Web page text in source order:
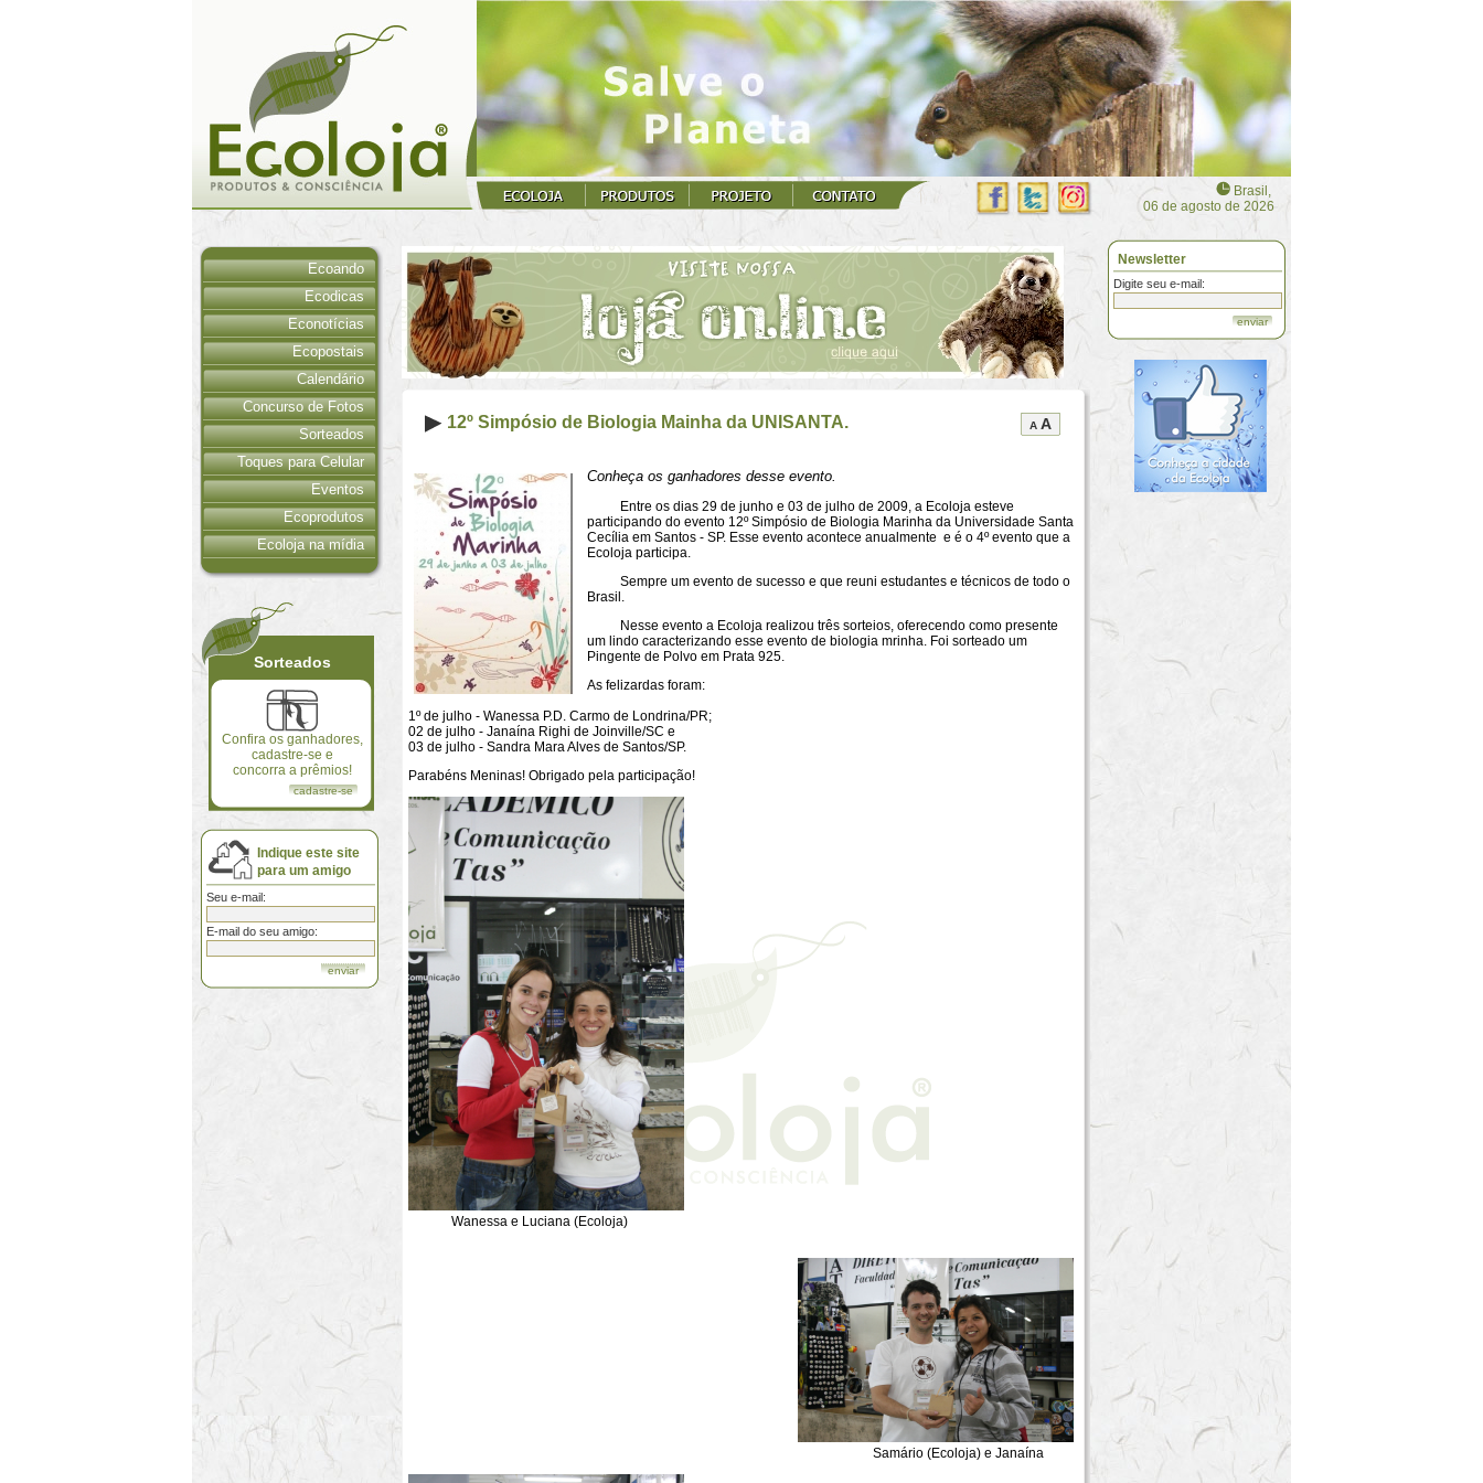
Brasil,
06 de agosto de 2026
Ecoando
Ecodicas
Econotícias
Ecopostais
Calendário
Concurso de Fotos
Sorteados
Toques para Celular
Eventos
Ecoprodutos
Ecoloja na mídia
Sorteados
Confira os ganhadores,
cadastre-se e
concorra a prêmios!
cadastre-se
Indique este site
para um amigo
Seu e-mail:
E-mail do seu amigo:
A A
12º Simpósio de Biologia Mainha da UNISANTA.
Conheça os ganhadores desse evento.
Entre os dias 29 de junho e 03 de julho de 2009, a Ecoloja esteve
participando do evento 12º Simpósio de Biologia Marinha da Universidade Santa
Cecília em Santos - SP. Esse evento acontece anualmente e é o 4º evento que a
Ecoloja participa.
Sempre um evento de sucesso e que reuni estudantes e técnicos de todo o
Brasil.
Nesse evento a Ecoloja realizou três sorteios, oferecendo como presente
um lindo caracterizando esse evento de biologia mrinha. Foi sorteado um
Pingente de Polvo em Prata 925.
As felizardas foram:
1º de julho - Wanessa P.D. Carmo de Londrina/PR;
02 de julho - Janaína Righi de Joinville/SC e
03 de julho - Sandra Mara Alves de Santos/SP.
Parabéns Meninas! Obrigado pela participação!
Wanessa e Luciana (Ecoloja)
Samário (Ecoloja) e Janaína
Newsletter
Digite seu e-mail:
enviar